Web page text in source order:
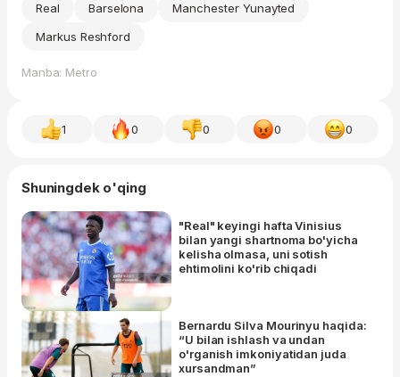
Real Barselona
Manchester Yunayted
Markus Reshford
Manba: Metro
1 0 0 0 0
Shuningdek o'qing
"Real" keyingi hafta Vinisius
bilan yangi shartnoma bo'yicha
kelisha olmasa, uni sotish
ehtimolini ko'rib chiqadi
Bernardu Silva Mourinyu haqida:
“U bilan ishlash va undan
o'rganish imkoniyatidan juda
xursandman”